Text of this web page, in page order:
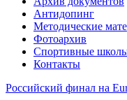
Антидопинг
Методические
Фотоархив
Спортивные
Контакты
Российский финал на